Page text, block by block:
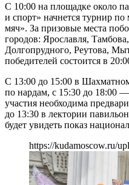
С 10:00 на площадке около
и спорт» начнется турнир
мяч». За призовые места
городов: Ярославля,
Долгопрудного, Реутова,
победителей состоится в
С 13:00 до 15:00 в
по нардам, с 15:30 до 18:00
участия необходима
до 13:30 в лектории
будет увидеть показ
https://kudamoscow.ru/